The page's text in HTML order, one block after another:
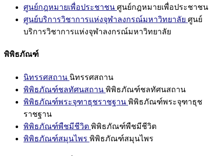
ศูนย์กฎหมายเพื่อประชาชน ศูนย์กฎหมายเพื่อประชาชน
ศูนย์บริการวิชาการแห่งจุฬาลงกรณ์มหาวิทยาลัย ศูนย์
บริการวิชาการแห่งจุฬาลงกรณ์มหาวิทยาลัย
พิพิธภัณฑ์
นิทรรศสถาน นิทรรศสถาน
พิพิธภัณฑ์ชลทัศนสถาน พิพิธภัณฑ์ชลทัศนสถาน
พิพิธภัณฑ์พระจุฑาธุชราชฐาน พิพิธภัณฑ์พระจุฑาธุช
ราชฐาน
พิพิธภัณฑ์พืชมีชีวิต พิพิธภัณฑ์พืชมีชีวิต
พิพิธภัณฑ์สมุนไพร พิพิธภัณฑ์สมุนไพร